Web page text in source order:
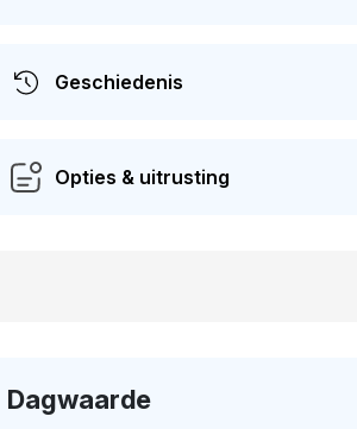
Geschiedenis
Opties & uitrusting
Dagwaarde